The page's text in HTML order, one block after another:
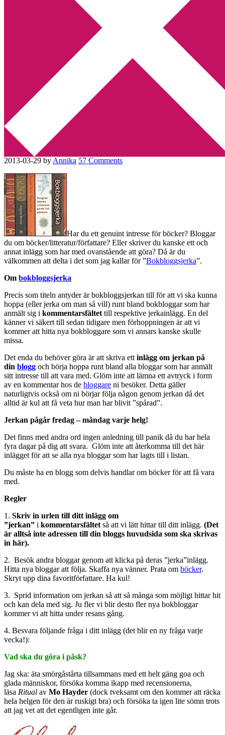
Utskriftscentralen
Min tv-blogg
You are here:Home Bokbloggsjerka
Bokbloggsjerka 29 mars – 1
Bokbloggsjerka 29 mars – 1
april
2013-03-29 by Annika 57 Comments
Har du ett genuint intresse för böcker? Bloggar
du om böcker/litteratur/författare? Eller skriver du kanske ett och
annat inlägg som har med ovanstående att göra? Då är du
välkommen att delta i det som jag kallar för ”Bokbloggsjerka”.
Om bokbloggsjerka
Precis som titeln antyder är bokbloggsjerkan till för att vi ska kunna
hoppa (eller jerka om man så vill) runt bland bokbloggar som har
anmält sig i kommentarsfältet till respektive jerkainlägg. En del
känner vi säkert till sedan tidigare men förhoppningen är att vi
kommer att hitta nya bokbloggare som vi annars kanske skulle
missa.
Det enda du behöver göra är att skriva ett inlägg om jerkan på
din blogg och börja hoppa runt bland alla bloggar som har anmält
sitt intresse till att vara med. Glöm inte att lämna ett avtryck i form
av en kommentar hos de bloggare ni besöker. Detta gäller
naturligtvis också om ni börjar följa någon genom jerkan då det
alltid är kul att få veta hur man har blivit ”spårad”.
Jerkan pågår fredag – måndag varje helg!
Det finns med andra ord ingen anledning till panik då du har hela
fyra dagar på dig att svara. Glöm inte att återkomma till det här
inlägget för att se alla nya bloggar som har lagts till i listan.
Du måste ha en blogg som delvis handlar om böcker för att få vara
med.
Regler
1. Skriv in urlen till ditt inlägg om
”jerkan” i kommentarsfältet så att vi lätt hittar till ditt inlägg. (Det
är alltså inte adressen till din bloggs huvudsida som ska skrivas
in här).
2. Besök andra bloggar genom att klicka på deras ”jerka”inlägg.
Hitta nya bloggar att följa. Skaffa nya vänner. Prata om böcker.
Skryt upp dina favoritförfattare. Ha kul!
3. Sprid information om jerkan så att så många som möjligt hittar hit
och kan dela med sig. Ju fler vi blir desto fler nya bokbloggar
kommer vi att hitta under resans gång.
4. Besvara följande fråga i ditt inlägg (det blir en ny fråga varje
vecka!):
Vad ska du göra i påsk?
Jag ska: äta smörgåstårta tillsammans med ett helt gäng goa och
glada människor, försöka komma ikapp med recensionerna,
läsa Ritual av Mo Hayder (dock tveksamt om den kommer att räcka
hela helgen för den är ruskigt bra) och försöka ta igen lite sömn trots
att jag vet att det egentligen inte går.